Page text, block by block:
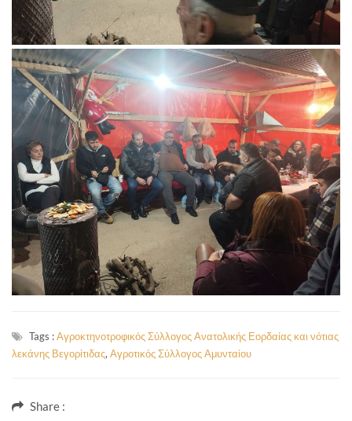
Tags :Αγροκτηνοτροφικός Σύλλογος Ανατολικής Εορδαίας και νότιας
λεκάνης Βεγορίτιδας, Αγροτικός Σύλλογος Αμυνταίου
Share :